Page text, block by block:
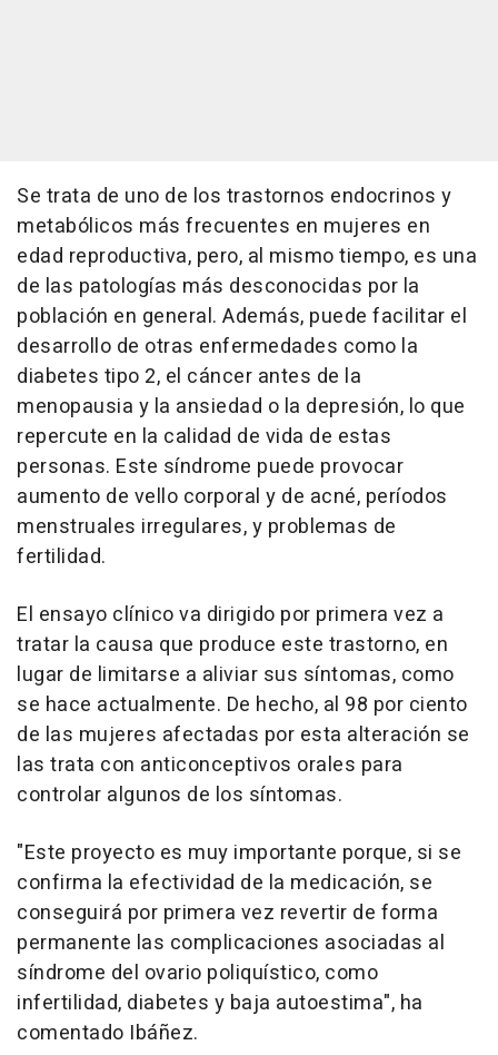
Se trata de uno de los trastornos endocrinos y
metabólicos más frecuentes en mujeres en
edad reproductiva, pero, al mismo tiempo, es una
de las patologías más desconocidas por la
población en general. Además, puede facilitar el
desarrollo de otras enfermedades como la
diabetes tipo 2, el cáncer antes de la
menopausia y la ansiedad o la depresión, lo que
repercute en la calidad de vida de estas
personas. Este síndrome puede provocar
aumento de vello corporal y de acné, períodos
menstruales irregulares, y problemas de
fertilidad.
El ensayo clínico va dirigido por primera vez a
tratar la causa que produce este trastorno, en
lugar de limitarse a aliviar sus síntomas, como
se hace actualmente. De hecho, al 98 por ciento
de las mujeres afectadas por esta alteración se
las trata con anticonceptivos orales para
controlar algunos de los síntomas.
"Este proyecto es muy importante porque, si se
confirma la efectividad de la medicación, se
conseguirá por primera vez revertir de forma
permanente las complicaciones asociadas al
síndrome del ovario poliquístico, como
infertilidad, diabetes y baja autoestima", ha
comentado Ibáñez.